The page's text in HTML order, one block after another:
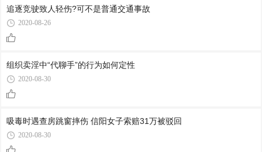
追逐竞驶致人轻伤?可不是普通交通事故
2020-08-26
组织卖淫中“代聊手”的行为如何定性
2020-08-30
吸毒时遇查房跳窗摔伤 信阳女子索赔31万被驳回
2020-08-30